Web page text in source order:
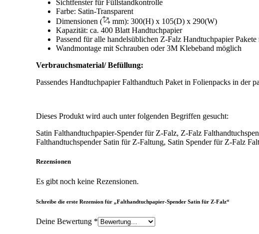
Sichtfenster für Füllstandkontrolle
Farbe: Satin-Transparent
Dimensionen (
mm): 300(H) x 105(D) x 290(W)
Kapazität: ca. 400 Blatt Handtuchpapier
Passend für alle handelsüblichen Z-Falz Handtuchpapier
Wandmontage mit Schrauben oder 3M Klebeband möglich
Verbrauchsmaterial/ Befüllung:
Passendes Handtuchpapier Falthandtuch Paket in Folienpacks in der
Dieses Produkt wird auch unter folgenden Begriffen gesucht:
Satin Falthandtuchpapier-Spender für Z-Falz, Z-Falz
Falthandtuchspender Satin für Z-Faltung, Satin Spender für Z-Falz
Rezensionen
Es gibt noch keine Rezensionen.
Schreibe die erste Rezension für „Falthandtuchpapier-Spender Satin für Z-Falz“
Deine Bewertung *